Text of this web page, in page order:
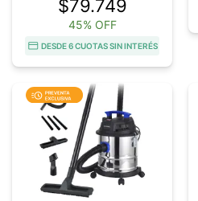
$79.749
45% OFF
DESDE 6 CUOTAS SIN INTERÉS